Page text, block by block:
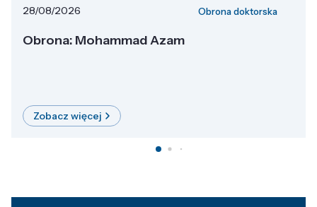
28/08/2026 Obrona doktorska
Obrona: Mohammad Azam
Zobacz więcej